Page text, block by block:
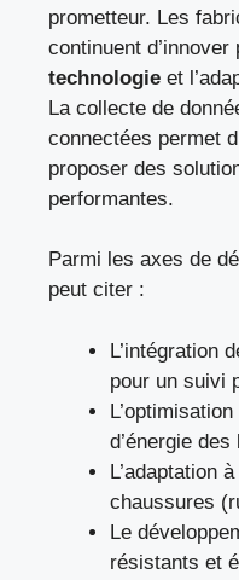
prometteur. Les
continuent d’innover
technologie et
La collecte de
connectées permet
proposer des
performantes.
Parmi les axes de
peut citer :
L’intégration
pour un suivi
d’énergie des
L’adaptation
chaussures
Le
résistants et